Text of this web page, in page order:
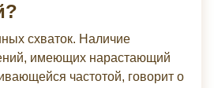
схваток. Наличие
имеющих нарастающий
частотой, говорит о